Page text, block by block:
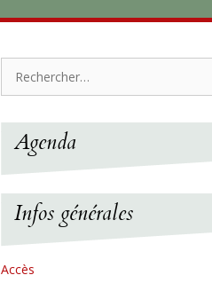
Agenda
Infos générales
Accès